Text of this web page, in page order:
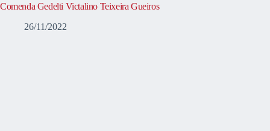
Comenda Gedelti Victalino Teixeira Gueiros
26/11/2022